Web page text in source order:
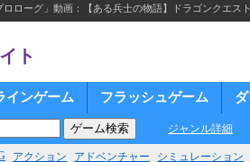
ロローグ」動画：【ある兵士の物語】ドラゴンクエ
ト
インゲーム フラッシュゲーム
ジャンル詳細
アクション アドベンチャー シミュレーション